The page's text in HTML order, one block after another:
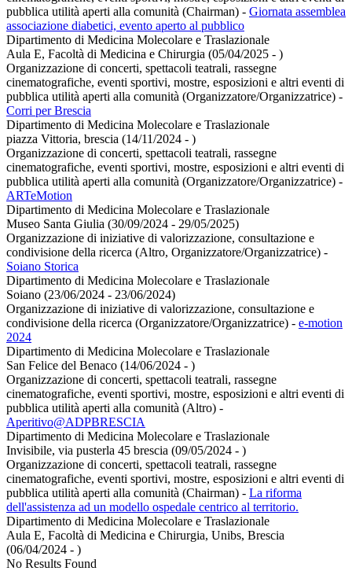
pubblica utilità aperti alla comunità (Chairman) - Giornata assemblea
associazione diabetici, evento aperto al pubblico
Dipartimento di Medicina Molecolare e Traslazionale
Aula E, Facoltà di Medicina e Chirurgia (05/04/2025 - )
Organizzazione di concerti, spettacoli teatrali, rassegne
cinematografiche, eventi sportivi, mostre, esposizioni e altri eventi di
pubblica utilità aperti alla comunità (Organizzatore/Organizzatrice) -
Corri per Brescia
Dipartimento di Medicina Molecolare e Traslazionale
piazza Vittoria, brescia (14/11/2024 - )
Organizzazione di concerti, spettacoli teatrali, rassegne
cinematografiche, eventi sportivi, mostre, esposizioni e altri eventi di
pubblica utilità aperti alla comunità (Organizzatore/Organizzatrice) -
ARTeMotion
Dipartimento di Medicina Molecolare e Traslazionale
Museo Santa Giulia (30/09/2024 - 29/05/2025)
Organizzazione di iniziative di valorizzazione, consultazione e
condivisione della ricerca (Altro, Organizzatore/Organizzatrice) -
Soiano Storica
Dipartimento di Medicina Molecolare e Traslazionale
Soiano (23/06/2024 - 23/06/2024)
Organizzazione di iniziative di valorizzazione, consultazione e
condivisione della ricerca (Organizzatore/Organizzatrice) - e-motion
2024
Dipartimento di Medicina Molecolare e Traslazionale
San Felice del Benaco (14/06/2024 - )
Organizzazione di concerti, spettacoli teatrali, rassegne
cinematografiche, eventi sportivi, mostre, esposizioni e altri eventi di
pubblica utilità aperti alla comunità (Altro) -
Aperitivo@ADPBRESCIA
Dipartimento di Medicina Molecolare e Traslazionale
Invisibile, via pusterla 45 brescia (09/05/2024 - )
Organizzazione di concerti, spettacoli teatrali, rassegne
cinematografiche, eventi sportivi, mostre, esposizioni e altri eventi di
pubblica utilità aperti alla comunità (Chairman) - La riforma
dell'assistenza ad un modello ospedale centrico al territorio.
Dipartimento di Medicina Molecolare e Traslazionale
Aula E, Facoltà di Medicina e Chirurgia, Unibs, Brescia
(06/04/2024 - )
No Results Found